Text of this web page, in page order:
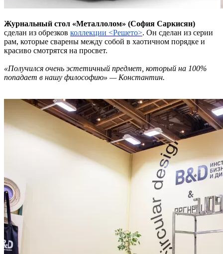
Журнальный стол «Металлолом» (София Саркисян)
сделан из обрезков коллекции <Решето>. Он сделан из серии
рам, которые сварены между собой в хаотичном порядке и
красиво смотрятся на просвет.
«Получился очень эстетичный предмет, который на 100%
попадает в нашу философию» — Константин.